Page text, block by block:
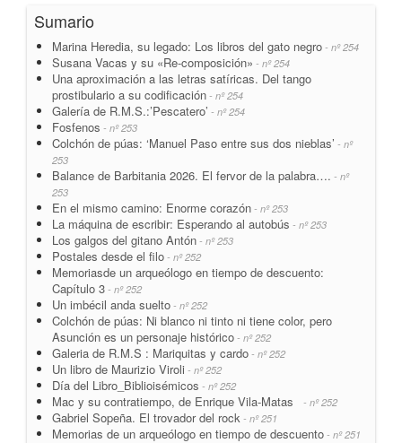
Sumario
Marina Heredia, su legado: Los libros del gato negro - nº 254
Susana Vacas y su «Re-composición» - nº 254
Una aproximación a las letras satíricas. Del tango
prostibulario a su codificación - nº 254
Galería de R.M.S.:’Pescatero’ - nº 254
Fosfenos - nº 253
Colchón de púas: ‘Manuel Paso entre sus dos nieblas’ - nº
253
Balance de Barbitania 2026. El fervor de la palabra…. - nº
253
En el mismo camino: Enorme corazón - nº 253
La máquina de escribir: Esperando al autobús - nº 253
Los galgos del gitano Antón - nº 253
Postales desde el filo - nº 252
Memoriasde un arqueólogo en tiempo de descuento:
Capítulo 3 - nº 252
Un imbécil anda suelto - nº 252
Colchón de púas: Ni blanco ni tinto ni tiene color, pero
Asunción es un personaje histórico - nº 252
Galeria de R.M.S : Mariquitas y cardo - nº 252
Un libro de Maurizio Viroli - nº 252
Día del Libro_Biblioisémicos - nº 252
Mac y su contratiempo, de Enrique Vila-Matas - nº 252
Gabriel Sopeña. El trovador del rock - nº 251
Memorias de un arqueólogo en tiempo de descuento - nº 251